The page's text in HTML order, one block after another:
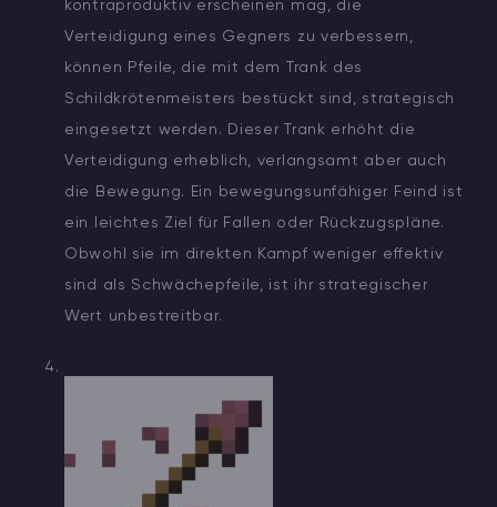
kontraproduktiv erscheinen mag, die
Verteidigung eines Gegners zu verbessern,
können Pfeile, die mit dem Trank des
Schildkrötenmeisters bestückt sind, strategisch
eingesetzt werden. Dieser Trank erhöht die
Verteidigung erheblich, verlangsamt aber auch
die Bewegung. Ein bewegungsunfähiger Feind ist
ein leichtes Ziel für Fallen oder Rückzugspläne.
Obwohl sie im direkten Kampf weniger effektiv
sind als Schwächepfeile, ist ihr strategischer
Wert unbestreitbar.